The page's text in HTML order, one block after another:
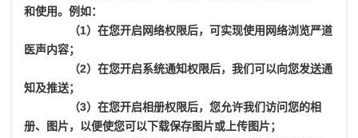
和使用。例如：
（1）在您开启网络权限后，可实现使用网络浏览严道
医声内容；
（2）在您开启系统通知权限后，我们可以向您发送通
知及推送；
（3）在您开启相册权限后，您允许我们访问您的相
册、图片，以便使您可以下载保存图片或上传图片；